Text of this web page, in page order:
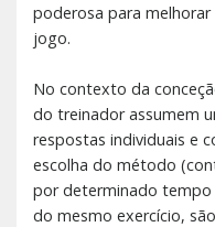
poderosa para
jogo.
No contexto da
do treinador assumem
respostas individuais e
escolha do método
por determinado tempo
do mesmo exercício,